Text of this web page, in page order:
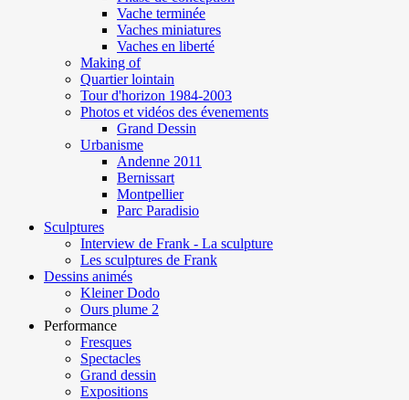
Vache terminée
Vaches miniatures
Vaches en liberté
Making of
Quartier lointain
Tour d'horizon 1984-2003
Photos et vidéos des évenements
Grand Dessin
Urbanisme
Andenne 2011
Bernissart
Montpellier
Parc Paradisio
Sculptures
Interview de Frank - La sculpture
Les sculptures de Frank
Dessins animés
Kleiner Dodo
Ours plume 2
Performance
Fresques
Spectacles
Grand dessin
Expositions